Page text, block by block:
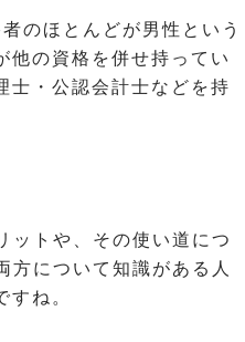
のほとんどが男性という
他の資格を併せ持ってい
士・公認会計士などを持
ットや、その使い道につ
方について知識がある人
ね。